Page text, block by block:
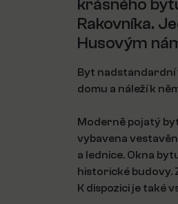
krásného
Rakovníka.
Husovým
Byt nadstandardní
domu a náleží k
Moderně pojatý
vybavena
a lednice. Okna
historické budovy.
K dispozici je také